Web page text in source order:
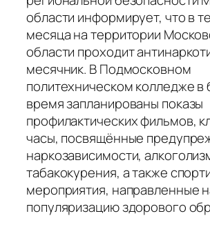
области информирует, что в
месяца на территории
области проходит
месячник. В Подмосковном
политехническом колледже
время запланированы показы
профилактических фильмов,
часы, посвящённые
наркозависимости,
табакокурения, а также
мероприятия, направленные
популяризацию здорового